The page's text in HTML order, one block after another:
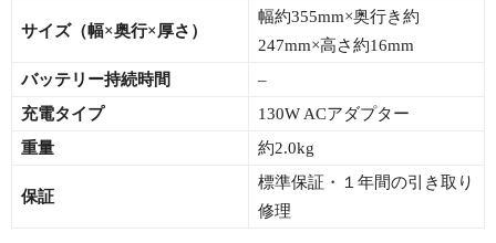
サイズ（幅×奥行×厚さ）
幅約355mm×奥行き約
247mm×高さ約16mm
バッテリー持続時間
–
充電タイプ
130W ACアダプター
重量
約2.0kg
保証
標準保証・１年間の引き取り
修理